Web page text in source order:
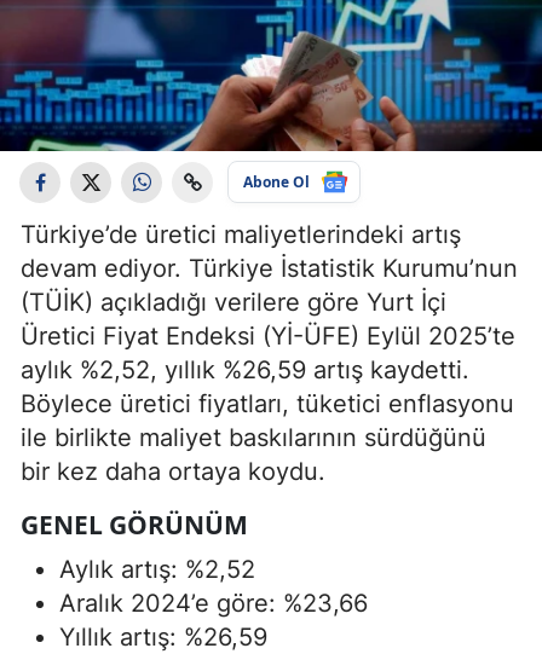
Abone Ol
Türkiye’de üretici maliyetlerindeki artış
devam ediyor. Türkiye İstatistik Kurumu’nun
(TÜİK) açıkladığı verilere göre Yurt İçi
Üretici Fiyat Endeksi (Yİ-ÜFE) Eylül 2025’te
aylık %2,52, yıllık %26,59 artış kaydetti.
Böylece üretici fiyatları, tüketici enflasyonu
ile birlikte maliyet baskılarının sürdüğünü
bir kez daha ortaya koydu.
GENEL GÖRÜNÜM
Aylık artış: %2,52
Aralık 2024’e göre: %23,66
Yıllık artış: %26,59